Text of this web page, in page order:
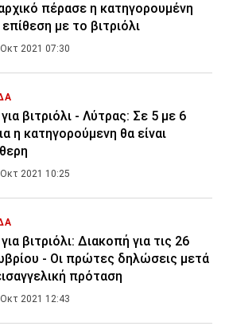
πέρασε η κατηγορουμένη
με το βιτριόλι
2021 07:30
βιτριόλι - Λύτρας: Σε 5 με 6
η κατηγορούμενη θα είναι
2021 10:25
βιτριόλι: Διακοπή για τις 26
- Οι πρώτες δηλώσεις μετά
πρόταση
2021 12:43